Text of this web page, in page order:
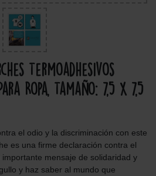
Termoadhesivos
Ropa, Tamaño: 7,5 x 7,5
el odio y la discriminación con este
es una firme declaración contra el
mensaje de solidaridad y
y haz saber al mundo que